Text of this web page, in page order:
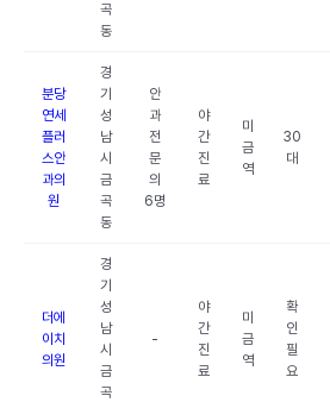
곡
동
분당
연세
플러
스안
과의
원
경
기
성
남
시
금
곡
동
안
과
전
문
의
6명
야
간
진
료
미
금
역
30
대
더에
이치
의원
경
기
성
남
시
금
곡
-
야
간
진
료
미
금
역
확
인
필
요